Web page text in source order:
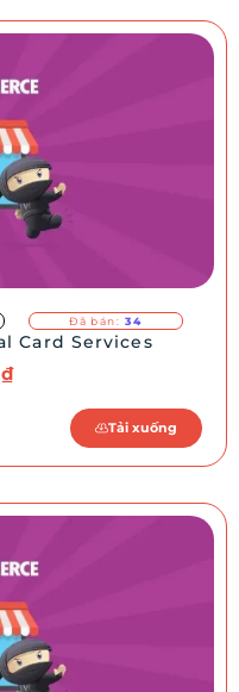
Đã bán: 34
Card Services
₫
Tải xuống